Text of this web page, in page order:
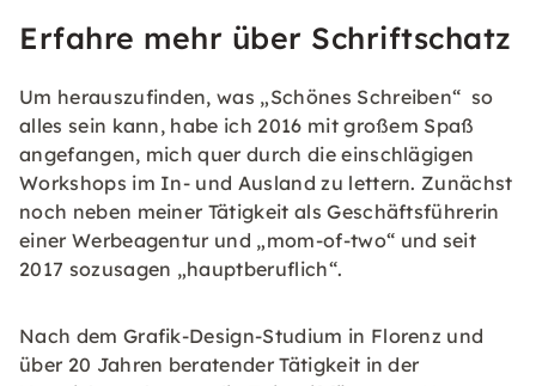
Erfahre mehr über Schriftschatz
Um herauszufinden, was „Schönes Schreiben“ so
alles sein kann, habe ich 2016 mit großem Spaß
angefangen, mich quer durch die einschlägigen
Workshops im In- und Ausland zu lettern. Zunächst
noch neben meiner Tätigkeit als Geschäftsführerin
einer Werbeagentur und „mom-of-two“ und seit
2017 sozusagen „hauptberuflich“.
Nach dem Grafik-Design-Studium in Florenz und
über 20 Jahren beratender Tätigkeit in der